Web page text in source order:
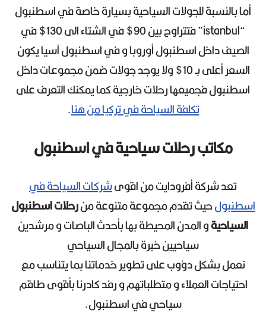
أما بالنسبة للجولات السياحية بسيارة خاصة في اسطنبول
“istanbul” فتتراوح بين 90$ في الشتاء الى 130$ في
الصيف داخل اسطنبول أوروبا و في اسطنبول آسيا يكون
السعر أعلى بـ 10$ ولا يوجد جولات ضمن مجموعات داخل
اسطنبول فجميعها رحلات خارجية كما يمكنك التعرف على
تكلفة السياحة في تركيا من هنا.
مكاتب رحلات سياحية في اسطنبول
تعد شركة أفرودايت من اقوىشركات السياحة في
اسطنبولحيث تقدم مجموعة متنوعة منرحلات اسطنبول
السياحيةو المدن المحيطة بها بأحدث الباصات و مرشدين
سياحيين خبرة بالمجال السياحي
نعمل بشكل دؤوب على تطوير خدماتنا بما يتناسب مع
احتياجات العملاء و متطلباتهم و رفد كادرنا بأقوى طاقم
سياحي في اسطنبول.